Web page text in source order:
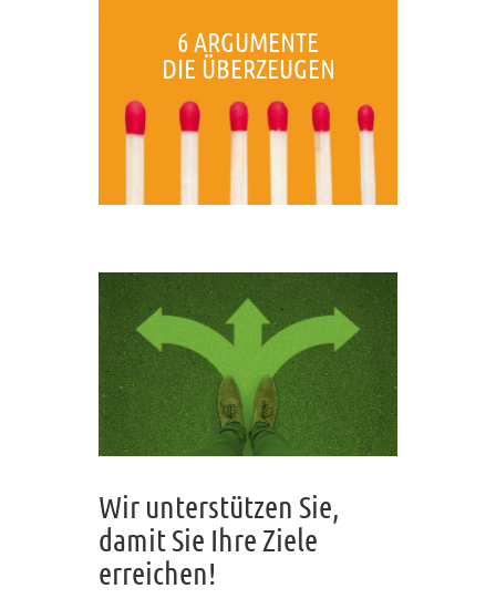
6 ARGUMENTE
DIE ÜBERZEUGEN
Wir unterstützen Sie,
damit Sie Ihre Ziele
erreichen!